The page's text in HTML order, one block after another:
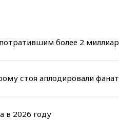
более 2
стоя аплодировали
в 2026 году